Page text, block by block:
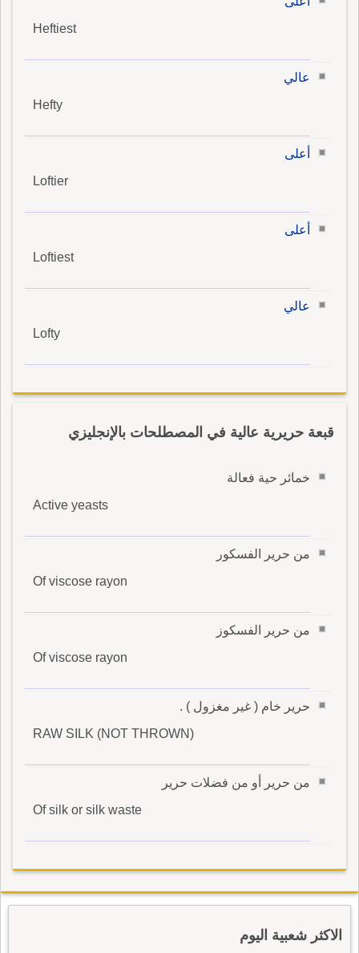
Heftiest
عالي
Hefty
أعلى
Loftier
أعلى
Loftiest
عالي
Lofty
قبعة حريرية عالية في المصطلحات بالإنجليزي
خمائر حية فعالة
Active yeasts
من حرير الفسكور
Of viscose rayon
من حرير الفسكوز
Of viscose rayon
حرير خام ( غير مغزول ) .
RAW SILK (NOT THROWN)
من حرير أو من فضلات حرير
Of silk or silk waste
الاكثر شعبية اليوم